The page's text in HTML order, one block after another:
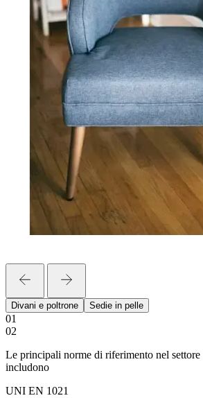
Divani e poltrone Sedie in pelle
01
02
Le principali norme di riferimento nel
includono
UNI EN 1021